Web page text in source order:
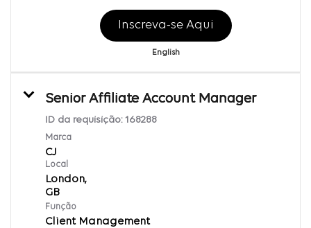
Inscreva-se Aqui
English
Senior Affiliate Account Manager
ID da requisição: 168288
Marca
CJ
Local
London,
Função
Client Management